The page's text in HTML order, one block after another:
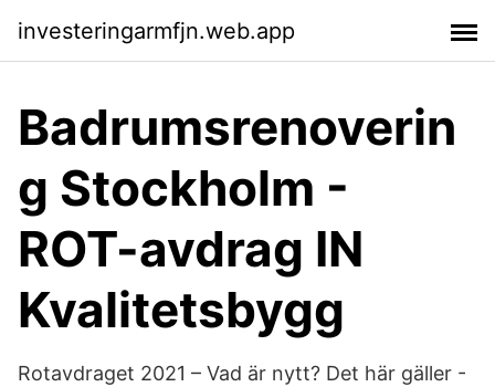
investeringarmfjn.web.app
Badrumsrenoverin
g Stockholm -
ROT-avdrag IN
Kvalitetsbygg
Rotavdraget 2021 – Vad är nytt? Det här gäller -